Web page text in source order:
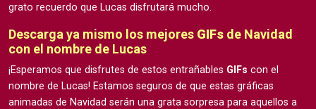
grato recuerdo que Lucas disfrutará mucho.
Descarga ya mismo los mejores GIFs de Navidad
con el nombre de Lucas
¡Esperamos que disfrutes de estos entrañables GIFs con el
nombre de Lucas! Estamos seguros de que estas gráficas
animadas de Navidad serán una grata sorpresa para aquellos a